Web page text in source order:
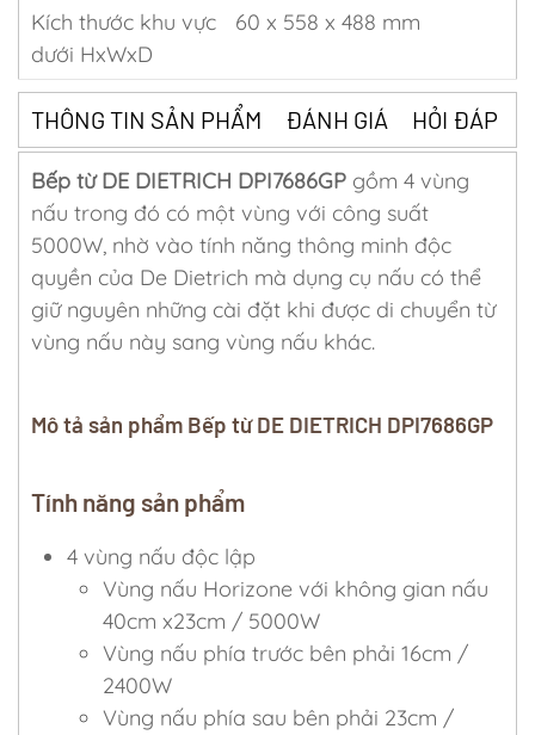
Kích thước khu vực
dưới HxWxD
60 x 558 x 488 mm
THÔNG TIN SẢN PHẨM ĐÁNH GIÁ HỎI ĐÁP
Bếp từ DE DIETRICH DPI7686GP gồm 4 vùng
nấu trong đó có một vùng với công suất
5000W, nhờ vào tính năng thông minh độc
quyền của De Dietrich mà dụng cụ nấu có thể
giữ nguyên những cài đặt khi được di chuyển từ
vùng nấu này sang vùng nấu khác.
Mô tả sản phẩm Bếp từ DE DIETRICH DPI7686GP
Tính năng sản phẩm
4 vùng nấu độc lập
Vùng nấu Horizone với không gian nấu
40cm x23cm / 5000W
Vùng nấu phía trước bên phải 16cm /
2400W
Vùng nấu phía sau bên phải 23cm /